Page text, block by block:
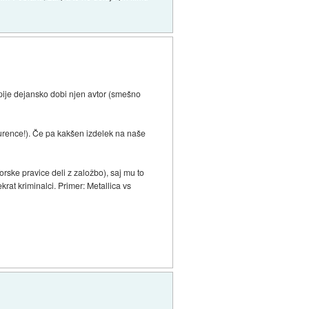
dejansko dobi njen avtor (smešno
Če pa kakšen izdelek na naše
pravice deli z založbo), saj mu to
kriminalci. Primer: Metallica vs